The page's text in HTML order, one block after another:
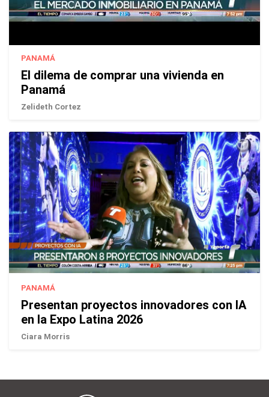
PANAMÁ
El dilema de comprar una vivienda en
Panamá
Zelideth Cortez
PANAMÁ
Presentan proyectos innovadores con IA
en la Expo Latina 2026
Ciara Morris